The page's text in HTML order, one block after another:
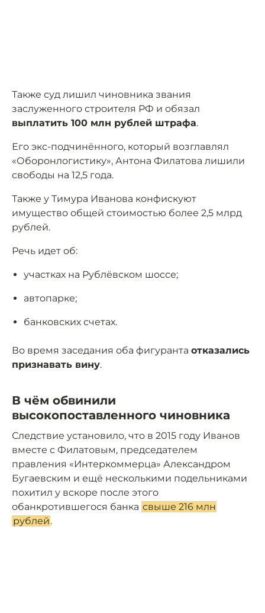
Также суд лишил чиновника звания
заслуженного строителя РФ и обязал
выплатить 100 млн рублей штрафа.
Его экс-подчинённого, который возглавлял
«Оборонлогистику», Антона Филатова лишили
свободы на 12,5 года.
Также у Тимура Иванова конфискуют
имущество общей стоимостью более 2,5 млрд
рублей.
Речь идет об:
участках на Рублёвском шоссе;
автопарке;
банковских счетах.
Во время заседания оба фигуранта отказались
признавать вину.
В чём обвинили
высокопоставленного чиновника
Следствие установило, что в 2015 году Иванов
вместе с Филатовым, председателем
правления «Интеркоммерца» Александром
Бугаевским и ещё несколькими подельниками
похитил у вскоре после этого
обанкротившегося банка свыше 216 млн
рублей.